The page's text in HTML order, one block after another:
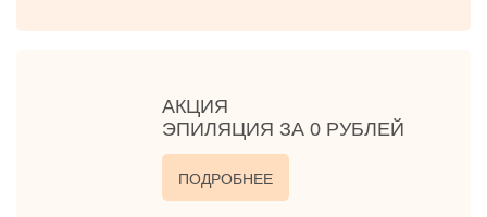
АКЦИЯ
ЭПИЛЯЦИЯ ЗА 0 РУБЛЕЙ
ПОДРОБНЕЕ